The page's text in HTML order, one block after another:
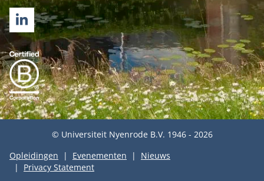
LINKEDIN
© Universiteit Nyenrode B.V. 1946 - 2026
Opleidingen
Evenementen
Nieuws
Privacy Statement